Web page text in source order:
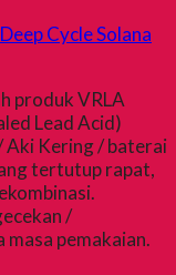
Cycle Solana
produk VRLA
Lead Acid)
Aki Kering / baterai
tertutup rapat,
/
pemakaian.